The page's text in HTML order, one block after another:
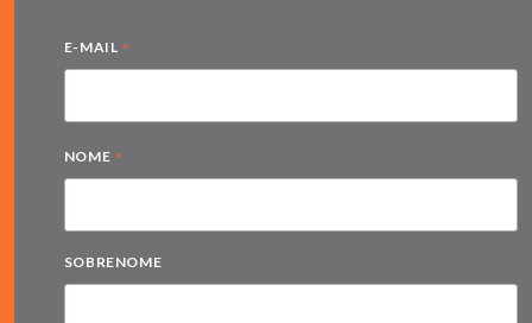
E-MAIL *
NOME *
SOBRENOME